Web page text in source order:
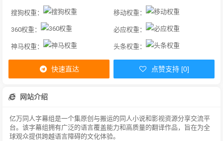
搜狗权重： 移动权重：
360权重： 必应权重：
神马权重： 头条权重：
快速直达 点赞支持 [0]
网站介绍
亿万同人字幕组是一个集原创与搬运的同人小说和影视资源分享交流平
台。该字幕组拥有广泛的语言覆盖能力和高质量的翻译作品，旨在为全
球观众提供跨越语言障碍的文化体验。